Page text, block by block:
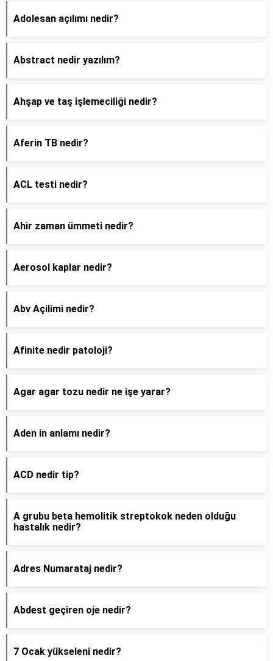
Adolesan açılımı nedir?
Abstract nedir yazılım?
Ahşap ve taş işlemeciliği nedir?
Aferin TB nedir?
ACL testi nedir?
Ahir zaman ümmeti nedir?
Aerosol kaplar nedir?
Abv Açilimi nedir?
Afinite nedir patoloji?
Agar agar tozu nedir ne işe yarar?
Aden in anlamı nedir?
ACD nedir tip?
A grubu beta hemolitik streptokok neden olduğu
hastalık nedir?
Adres Numarataj nedir?
Abdest geçiren oje nedir?
7 Ocak yükseleni nedir?